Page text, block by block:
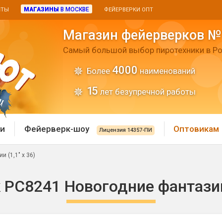
МАГАЗИНЫ В МОСКВЕ ФЕЙЕРВЕРКИ ОПТ
Магазин фейерверков
Самый большой выбор пиротехники в
Более 4000 наименований
15 лет безупречной работы
Хлопушки и
Фейерверк-шоу Лицензия 14357-ПИ Оптовикам
(1,1" х 36)
Новогодние